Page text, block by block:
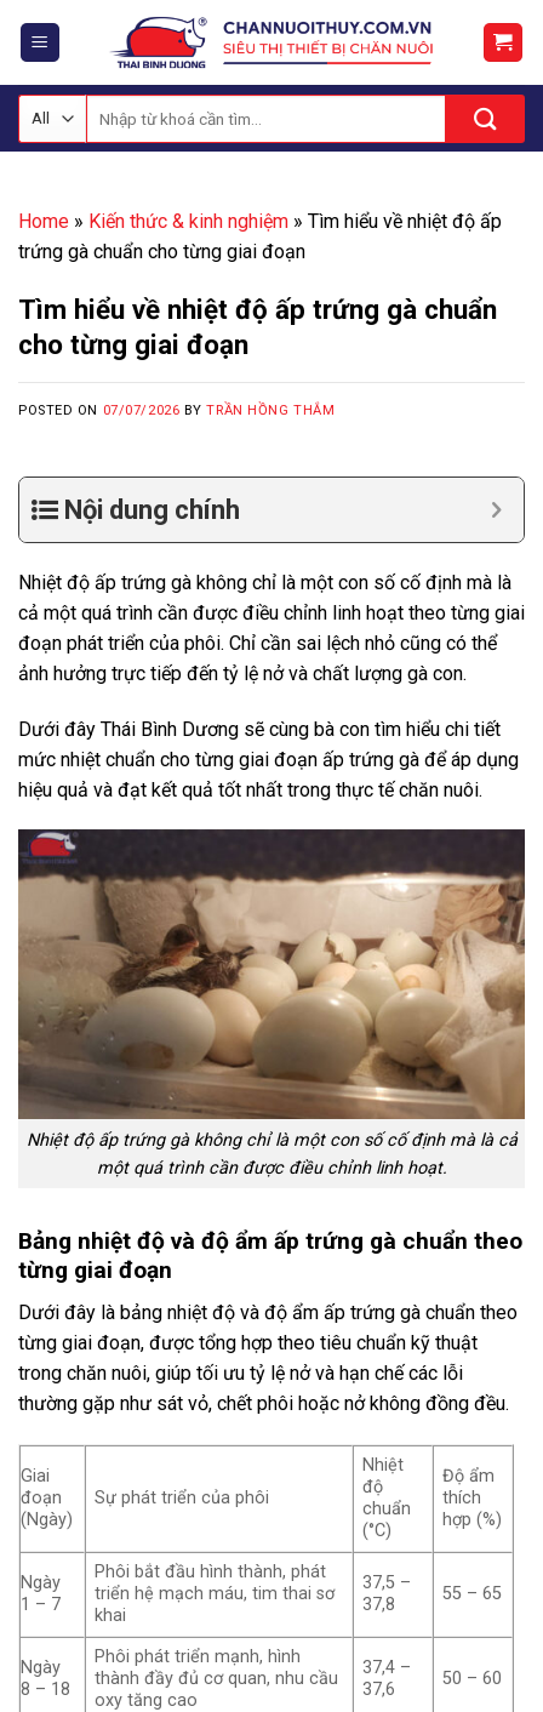
kiếm:
Home » Kiến thức & kinh nghiệm » Tìm hiểu về nhiệt độ ấp
trứng gà chuẩn cho từng giai đoạn
Tìm hiểu về nhiệt độ ấp trứng gà chuẩn
cho từng giai đoạn
POSTED ON 07/07/2026 BYTRẦN HỒNG THẮM
Nội dung chính
Nhiệt độ ấp trứng gà không chỉ là một con số cố định mà là
cả một quá trình cần được điều chỉnh linh hoạt theo từng giai
đoạn phát triển của phôi. Chỉ cần sai lệch nhỏ cũng có thể
ảnh hưởng trực tiếp đến tỷ lệ nở và chất lượng gà con.
Dưới đây Thái Bình Dương sẽ cùng bà con tìm hiểu chi tiết
mức nhiệt chuẩn cho từng giai đoạn ấp trứng gà để áp dụng
hiệu quả và đạt kết quả tốt nhất trong thực tế chăn nuôi.
Nhiệt độ ấp trứng gà không chỉ là một con số cố định mà là cả
một quá trình cần được điều chỉnh linh hoạt.
Bảng nhiệt độ và độ ẩm ấp trứng gà chuẩn theo
từng giai đoạn
Dưới đây là bảng nhiệt độ và độ ẩm ấp trứng gà chuẩn theo
từng giai đoạn, được tổng hợp theo tiêu chuẩn kỹ thuật
trong chăn nuôi, giúp tối ưu tỷ lệ nở và hạn chế các lỗi
thường gặp như sát vỏ, chết phôi hoặc nở không đồng đều.
Giai
đoạn
(Ngày)
Sự phát triển của phôi
Nhiệt
độ
chuẩn
(°C)
Độ ẩm
thích
hợp (%)
Ngày
1 – 7
Phôi bắt đầu hình thành, phát
triển hệ mạch máu, tim thai sơ
khai
37,5 –
37,8
55 – 65
Ngày
8 – 18
Phôi phát triển mạnh, hình
thành đầy đủ cơ quan, nhu cầu
oxy tăng cao
37,4 –
37,6
50 – 60